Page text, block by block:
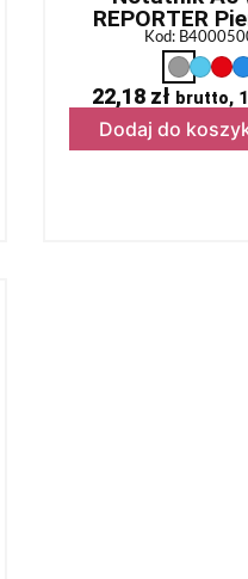
REPORTER
Kod:
22,18 zł brutto,
Dodaj do